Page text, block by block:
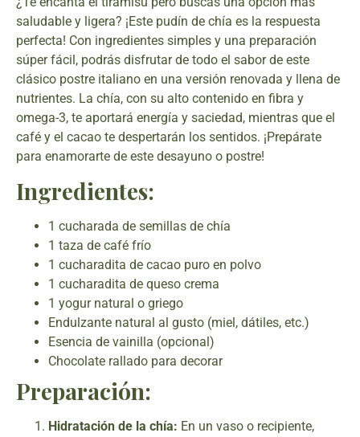
saludable y ligera? ¡Este pudín de chía es la respuesta
perfecta! Con ingredientes simples y una preparación
súper fácil, podrás disfrutar de todo el sabor de este
clásico postre italiano en una versión renovada y llena de
nutrientes. La chía, con su alto contenido en fibra y
omega-3, te aportará energía y saciedad, mientras que el
café y el cacao te despertarán los sentidos. ¡Prepárate
para enamorarte de este desayuno o postre!
Ingredientes:
1 cucharada de semillas de chía
1 taza de café frío
1 cucharadita de cacao puro en polvo
1 cucharadita de queso crema
1 yogur natural o griego
Endulzante natural al gusto (miel, dátiles, etc.)
Esencia de vainilla (opcional)
Chocolate rallado para decorar
Preparación:
Hidratación de la chía: En un vaso o recipiente,